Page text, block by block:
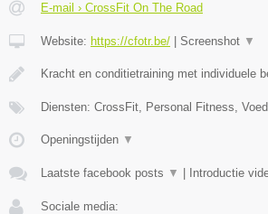
E-mail › CrossFit On The Road
Website: https://cfotr.be/ Screenshot ▼
Kracht en conditietraining met individuele
Diensten: CrossFit, Personal Fitness,
Openingstijden ▼
Laatste facebook posts ▼ Introductie
Sociale media: